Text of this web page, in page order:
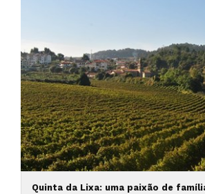
Quinta da Lixa: uma paixão de